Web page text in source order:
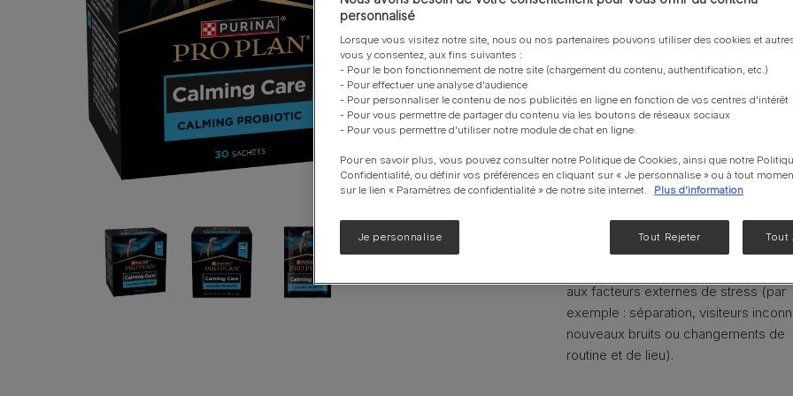
Calming Care
UR santé Urinaire
Voir notre gamme de produits pour chiens
Liveclear®
EN Gastrointestinal
UR santé Urinaire
Voir notre gamme de produits pour chats
Aide à maintenir un comportement
aux facteurs de stress.
Contient une souche de bactérie
BL999® (1x10⁹ UFC/sachet),
pour aider les chiens à maintenir un
comportement calme et à mieux
aux facteurs de stress.
Prouvé pour aider les chiens à faire
aux facteurs de stress externes.
aux facteurs externes de stress (par
exemple : séparation, visiteurs
nouveaux bruits ou changements de
routine et de lieu).
personnalisé
Lorsque vous visitez notre site, nous ou nos partenaires pouvons utiliser des cookies et
vous y consentez, aux fins suivantes :
- Pour le bon fonctionnement de notre site (chargement du contenu, authentification, etc.)
- Pour effectuer une analyse d'audience
- Pour personnaliser le contenu de nos publicités en ligne en fonction de vos centres d'intérêt
- Pour vous permettre de partager du contenu via les boutons de réseaux sociaux
- Pour vous permettre d'utiliser notre module de chat en ligne
Pour en savoir plus, vous pouvez consulter notre Politique de Cookies, ainsi que notre
Confidentialité, ou définir vos préférences en cliquant sur « Je personnalise » ou à tout
sur le lien « Paramètres de confidentialité » de notre site internet.
Plus d'information
Je personnalise Tout Rejeter Tout